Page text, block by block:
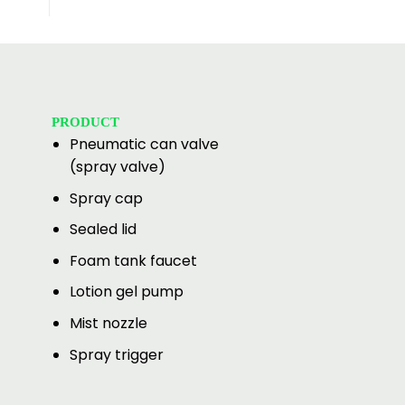
PRODUCT
Pneumatic can valve
(spray valve)
Spray cap
Sealed lid
Foam tank faucet
Lotion gel pump
Mist nozzle
Spray trigger